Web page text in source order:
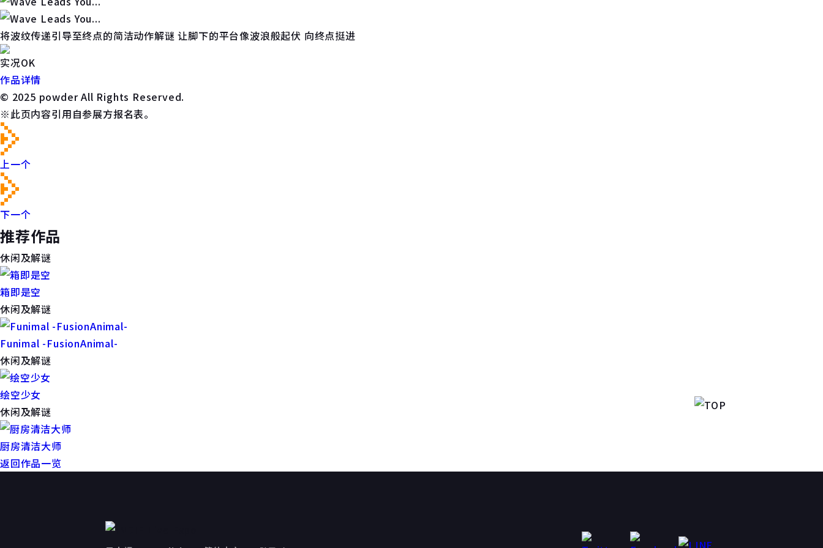
将波纹传递引导至终点的简洁动作解谜 让脚下的平台像波浪般起伏 向终点挺进
实况OK
作品详情
© 2025 powder All Rights Reserved.
※此页内容引用自参展方报名表。
上一个
下一个
推荐作品
休闲及解谜
箱即是空
休闲及解谜
Funimal -FusionAnimal-
休闲及解谜
绘空少女
休闲及解谜
厨房清洁大师
返回作品一览